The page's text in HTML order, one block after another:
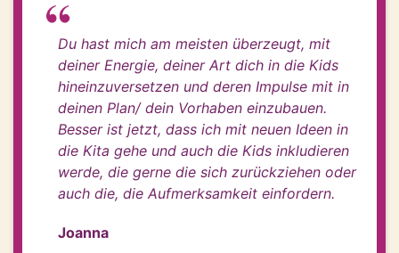
Du hast mich am meisten überzeugt, mit
deiner Energie, deiner Art dich in die Kids
hineinzuversetzen und deren Impulse mit in
deinen Plan/ dein Vorhaben einzubauen.
Besser ist jetzt, dass ich mit neuen Ideen in
die Kita gehe und auch die Kids inkludieren
werde, die gerne die sich zurückziehen oder
auch die, die Aufmerksamkeit einfordern.
Joanna